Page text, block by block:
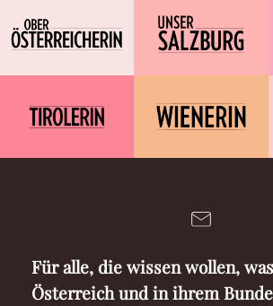
Für alle, die wissen wollen,
Österreich und in ihrem